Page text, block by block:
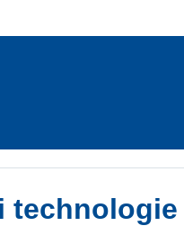
technologie